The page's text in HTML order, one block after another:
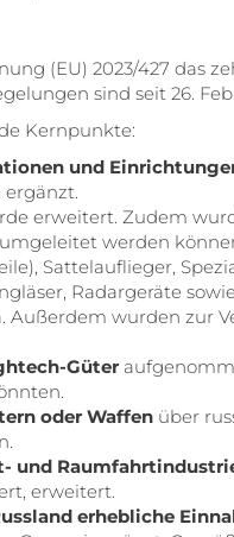
(EU) 2023/427 das
sind seit 26.
Kernpunkte:
und
ergänzt.
erweitert. Zudem
werden
Sattelauflieger,
Radargeräte
Außerdem wurden
Güter
oder Waffen über
und
erweitert.
erhebliche